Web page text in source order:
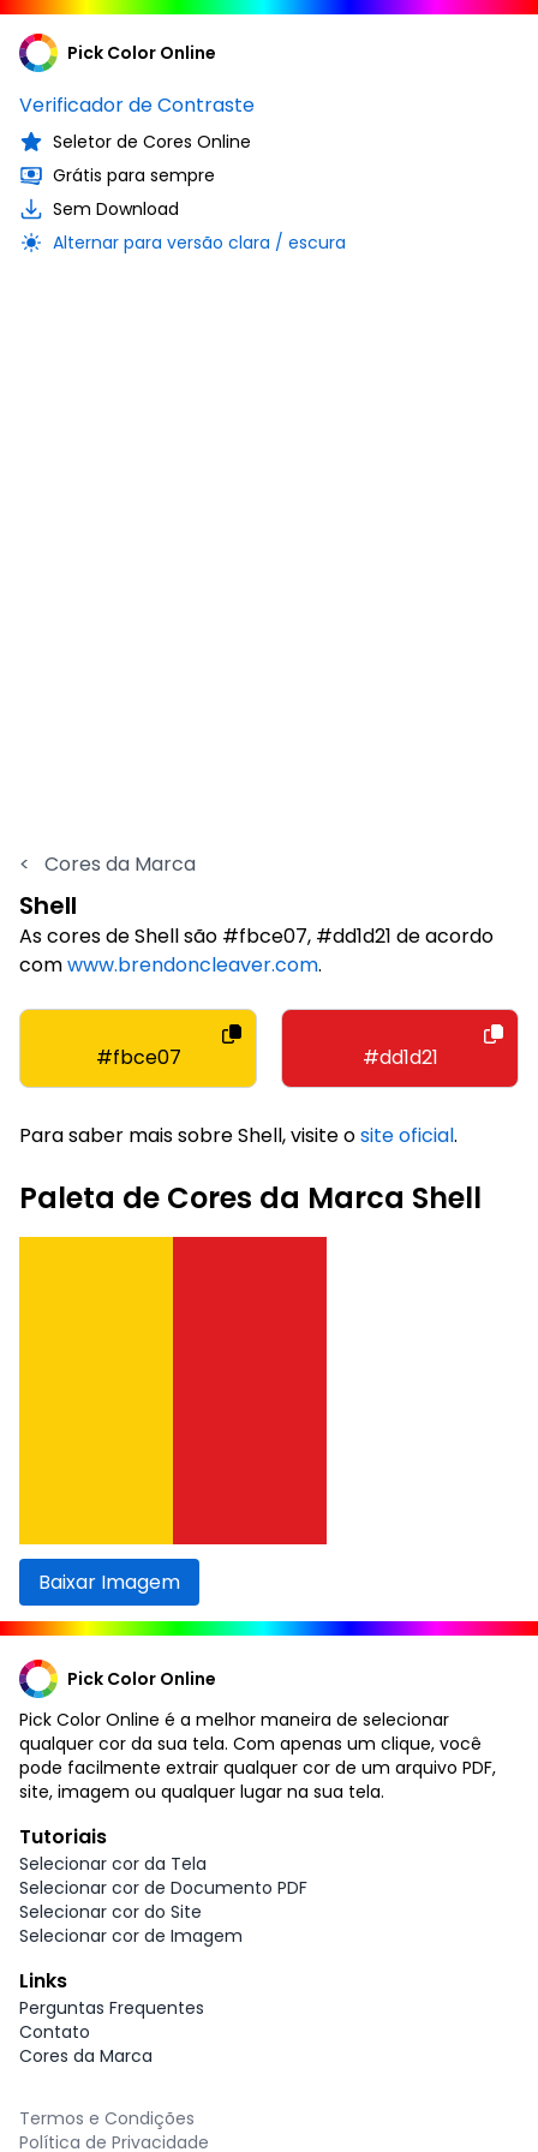
Pick Color Online
Verificador de Contraste
Seletor de Cores Online
Grátis para sempre
Sem Download
Alternar para versão clara / escura
< Cores da Marca
Shell
As cores de Shell são #fbce07, #dd1d21 de acordo
comwww.brendoncleaver.com.
#fbce07 #dd1d21
Para saber mais sobre Shell, visite osite oficial.
Paleta de Cores da Marca Shell
Baixar Imagem
Pick Color Online
Pick Color Online é a melhor maneira de selecionar
qualquer cor da sua tela. Com apenas um clique, você
pode facilmente extrair qualquer cor de um arquivo PDF,
site, imagem ou qualquer lugar na sua tela.
Tutoriais
Selecionar cor da Tela
Selecionar cor de Documento PDF
Selecionar cor do Site
Selecionar cor de Imagem
Links
Perguntas Frequentes
Contato
Cores da Marca
Termos e Condições
Política de Privacidade